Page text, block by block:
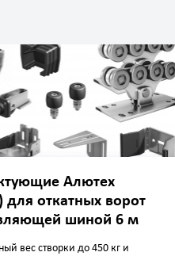
Алютех
для откатных ворот
шиной 6 м
вес створки до 450 кг и